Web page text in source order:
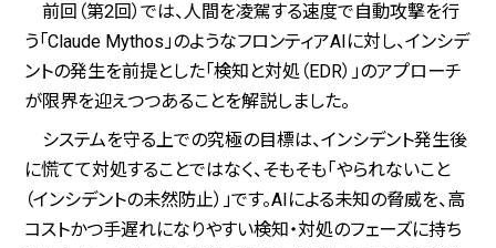
前回（第2回）では、人間を凌駕する速度で自動攻撃を行
う「Claude Mythos」のようなフロンティアAIに対し、インシデ
ントの発生を前提とした「検知と対処（EDR）」のアプローチ
が限界を迎えつつあることを解説しました。
システムを守る上での究極の目標は、インシデント発生後
に慌てて対処することではなく、そもそも「やられないこと
（インシデントの未然防止）」です。AIによる未知の脅威を、高
コストかつ手遅れになりやすい検知・対処のフェーズに持ち